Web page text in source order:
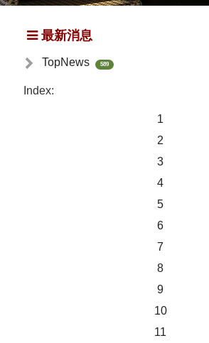
最新消息
TopNews 589
Index:
1
2
3
4
5
6
7
8
9
10
11